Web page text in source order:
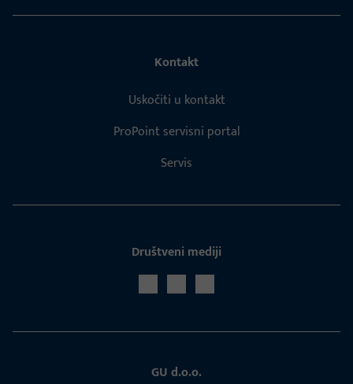
Kontakt
Uskočiti u kontakt
ProPoint servisni portal
Servis
Društveni mediji
GU d.o.o.